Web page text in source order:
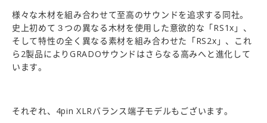
様々な木材を組み合わせて至高のサウンドを追求する同社。
史上初めて３つの異なる木材を使用した意欲的な「RS1x」、
そして特性の全く異なる素材を組み合わせた「RS2x」、これ
ら2製品によりGRADOサウンドはさらなる高みへと進化して
います。
それぞれ、4pin XLRバランス端子モデルもございます。